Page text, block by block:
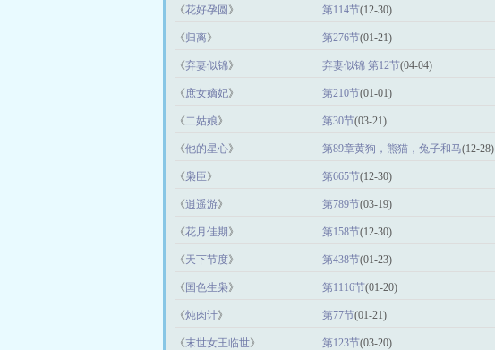
《花好孕圆 》 第114节(12-30)
《归离》 第276节(01-21)
《弃妻似锦》 弃妻似锦 第12节(04-04)
《庶女嫡妃》 第210节(01-01)
《二姑娘》 第30节(03-21)
《他的星心》 第89章黄狗，熊猫，兔子和马(12-28)
《枭臣》 第665节(12-30)
《逍遥游》 第789节(03-19)
《花月佳期 》 第158节(12-30)
《天下节度》 第438节(01-23)
《 国色生枭》 第1116节(01-20)
《炖肉计》 第77节(01-21)
《末世女王临世》 第123节(03-20)